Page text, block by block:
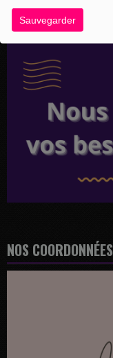
Sauvegarder
NOS COORDONNÉES